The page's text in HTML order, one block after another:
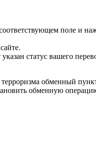
поле и
статус вашего
обменный
обменную